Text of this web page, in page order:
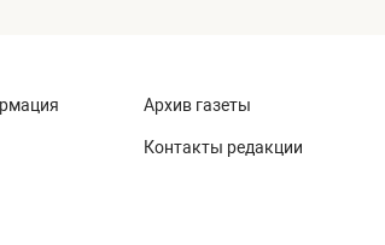
Архив газеты
Контакты редакции